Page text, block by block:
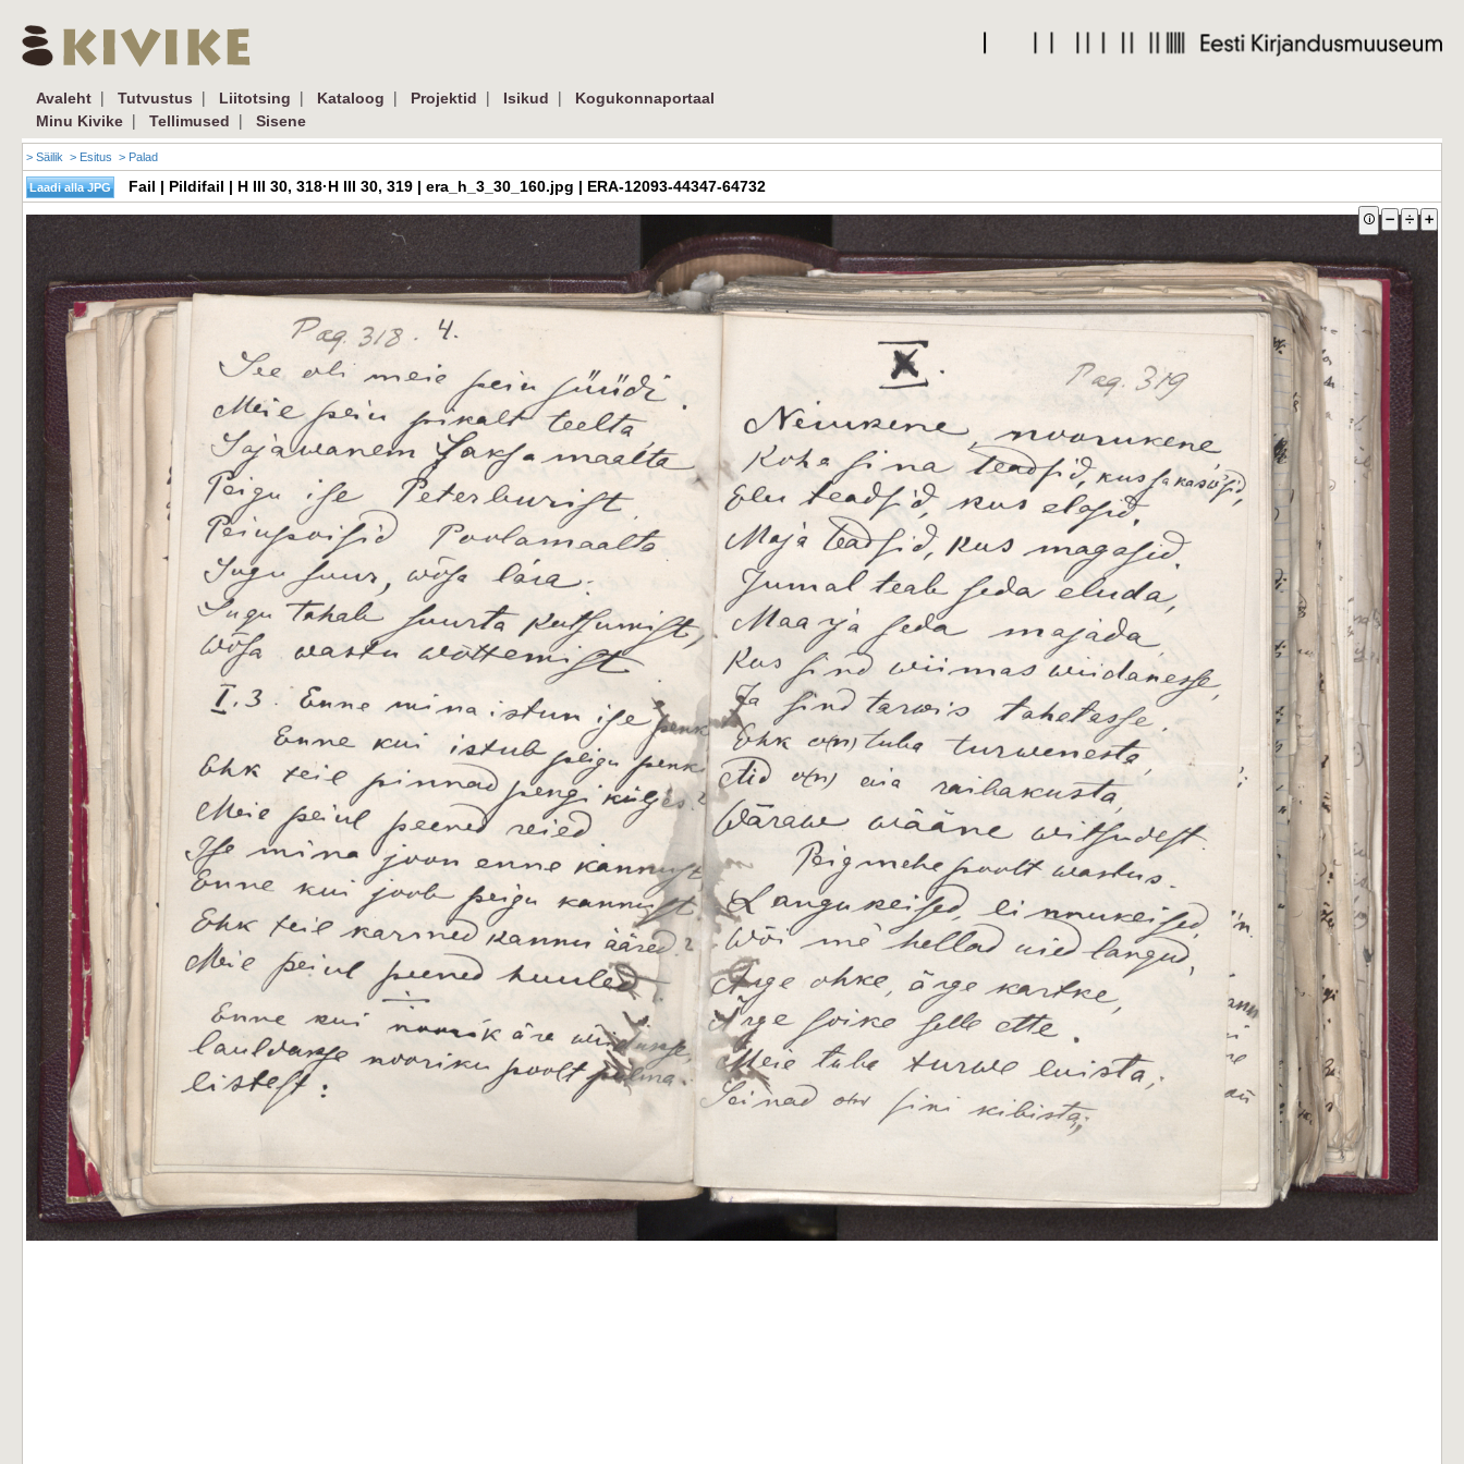
Avaleht | Tutvustus | Liitotsing | Kataloog | Projektid | Isikud |
Kogukonnaportaal
Minu Kivike | Tellimused | Sisene
> Säilik > Esitus > Palad
Fail | Pildifail | H III 30, 318·H III 30, 319 | era_h_3_30_160.jpg | ERA-12093-44347-64732